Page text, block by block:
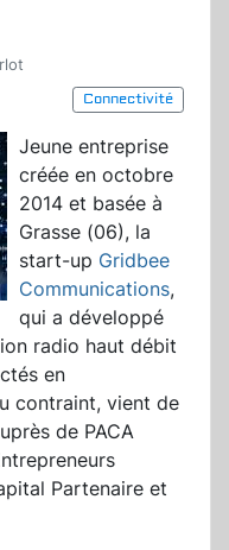
Connectivité
Jeune entreprise
créée en octobre
2014 et basée à
Grasse (06), la
start-up Gridbee
Communications,
qui a développé
radio haut débit
en
contraint, vient de
de PACA
Partenaire et